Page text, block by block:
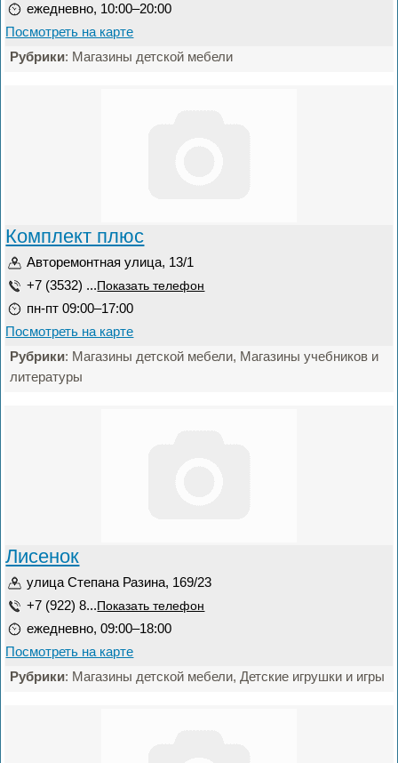
ежедневно, 10:00–20:00
Посмотреть на карте
Рубрики: Магазины детской мебели
Комплект плюс
Авторемонтная улица, 13/1
+7 (3532) ... Показать телефон
пн-пт 09:00–17:00
Посмотреть на карте
Рубрики: Магазины детской мебели, Магазины учебников и
литературы
Лисенок
улица Степана Разина, 169/23
+7 (922) 8... Показать телефон
ежедневно, 09:00–18:00
Посмотреть на карте
Рубрики: Магазины детской мебели, Детские игрушки и игры